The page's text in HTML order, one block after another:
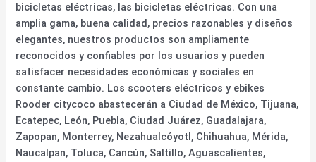
bicicletas eléctricas, las bicicletas eléctricas. Con una
amplia gama, buena calidad, precios razonables y diseños
elegantes, nuestros productos son ampliamente
reconocidos y confiables por los usuarios y pueden
satisfacer necesidades económicas y sociales en
constante cambio. Los scooters eléctricos y ebikes
Rooder citycoco abastecerán a Ciudad de México, Tijuana,
Ecatepec, León, Puebla, Ciudad Juárez, Guadalajara,
Zapopan, Monterrey, Nezahualcóyotl, Chihuahua, Mérida,
Naucalpan, Toluca, Cancún, Saltillo, Aguascalientes,